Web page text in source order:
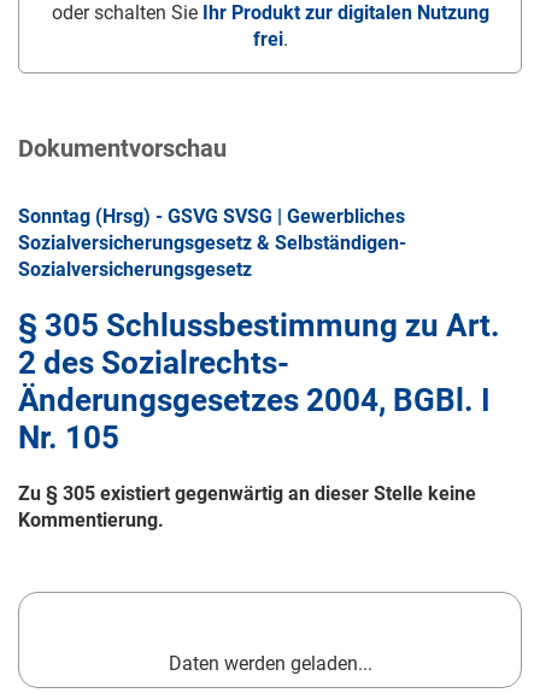
oder schalten Sie
Ihr Produkt zur digitalen Nutzung
frei.
Dokumentvorschau
Sonntag (Hrsg) - GSVG SVSG | Gewerbliches
Sozialversicherungsgesetz & Selbständigen-
Sozialversicherungsgesetz
§ 305 Schlussbestimmung zu Art.
2 des Sozialrechts-
Änderungsgesetzes 2004, BGBl. I
Nr. 105
Zu § 305 existiert gegenwärtig an dieser Stelle keine
Kommentierung.
Daten werden geladen...